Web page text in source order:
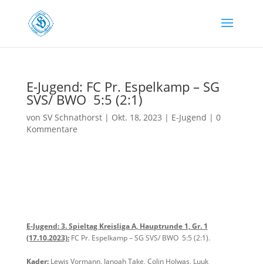
E-Jugend: FC Pr. Espelkamp – SG
SVS/ BWO 5:5 (2:1)
von SV Schnathorst| Okt. 18, 2023 | E-Jugend | 0
Kommentare
E-Jugend: 3. Spieltag Kreisliga A, Hauptrunde 1, Gr. 1
(17.10.2023): FC Pr. Espelkamp – SG SVS/ BWO 5:5 (2:1).
Kader:Lewis Vormann, Janoah Take, Colin Holwas, Luuk